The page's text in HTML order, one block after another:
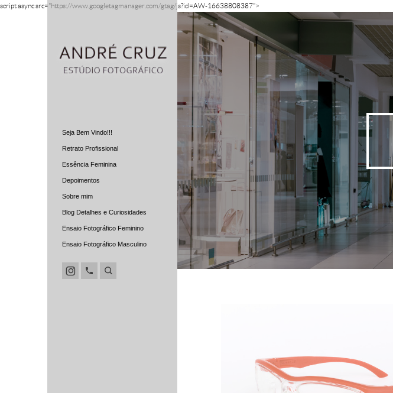
script async src="https://www.googletagmanager.com/gtag/js?id=AW-16638808387">
Seja Bem Vindo!!!
Retrato Profissional
Essência Feminina
Depoimentos
Sobre mim
Blog Detalhes e Curiosidades
Ensaio Fotográfico Feminino
Ensaio Fotográfico Masculino